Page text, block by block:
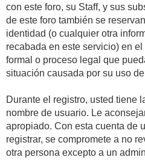
con este foro, su Staff, y sus
de este foro también se
identidad (o cualquier otra
recabada en este servicio) en
formal o proceso legal que
situación causada por su uso
Durante el registro, usted tiene
nombre de usuario. Le
apropiado. Con esta cuenta de
registrar, se compromete a no
otra persona excepto a un